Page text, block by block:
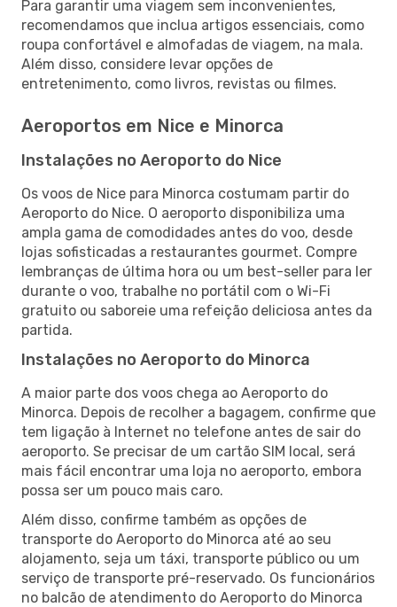
Para garantir uma viagem sem inconvenientes,
recomendamos que inclua artigos essenciais, como
roupa confortável e almofadas de viagem, na mala.
Além disso, considere levar opções de
entretenimento, como livros, revistas ou filmes.
Aeroportos em Nice e Minorca
Instalações no Aeroporto do Nice
Os voos de Nice para Minorca costumam partir do
Aeroporto do Nice. O aeroporto disponibiliza uma
ampla gama de comodidades antes do voo, desde
lojas sofisticadas a restaurantes gourmet. Compre
lembranças de última hora ou um best-seller para ler
durante o voo, trabalhe no portátil com o Wi-Fi
gratuito ou saboreie uma refeição deliciosa antes da
partida.
Instalações no Aeroporto do Minorca
A maior parte dos voos chega ao Aeroporto do
Minorca. Depois de recolher a bagagem, confirme que
tem ligação à Internet no telefone antes de sair do
aeroporto. Se precisar de um cartão SIM local, será
mais fácil encontrar uma loja no aeroporto, embora
possa ser um pouco mais caro.
Além disso, confirme também as opções de
transporte do Aeroporto do Minorca até ao seu
alojamento, seja um táxi, transporte público ou um
serviço de transporte pré-reservado. Os funcionários
no balcão de atendimento do Aeroporto do Minorca